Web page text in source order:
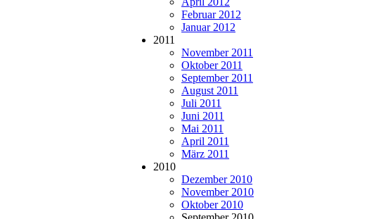
Februar 2012
Januar 2012
2011
November 2011
Oktober 2011
September 2011
August 2011
Juli 2011
Juni 2011
Mai 2011
April 2011
März 2011
2010
Dezember 2010
November 2010
Oktober 2010